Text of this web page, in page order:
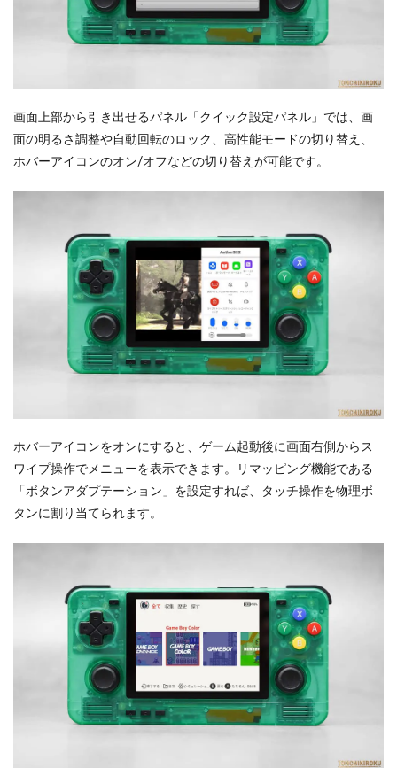
画面上部から引き出せるパネル「クイック設定パネル」では、画
面の明るさ調整や自動回転のロック、高性能モードの切り替え、
ホバーアイコンのオン/オフなどの切り替えが可能です。
ホバーアイコンをオンにすると、ゲーム起動後に画面右側からス
ワイプ操作でメニューを表示できます。リマッピング機能である
「ボタンアダプテーション」を設定すれば、タッチ操作を物理ボ
タンに割り当てられます。